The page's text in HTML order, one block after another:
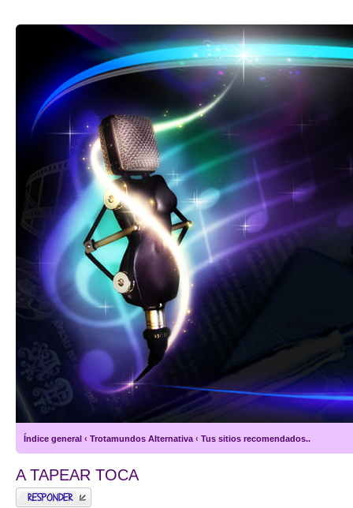
Índice general ‹ Trotamundos Alternativa ‹ Tus sitios recomendados..
A TAPEAR TOCA
Publicar una
respuesta